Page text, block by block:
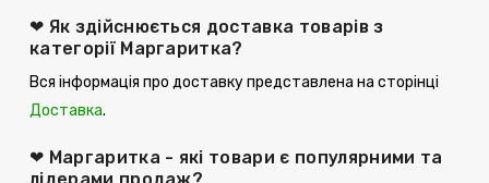
❤ Як здійснюється доставка товарів з
категорії Маргаритка?
Вся інформація про доставку представлена ​​на сторінці
Доставка.
❤ Маргаритка - які товари є популярними та